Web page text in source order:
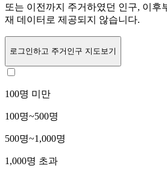
또는 이전까지 주거하였던 인구, 이후
재 데이터로 제공되지 않습니다.
로그인하고 주거인구 지도보기
100명 미만
100명~500명
500명~1,000명
1,000명 초과